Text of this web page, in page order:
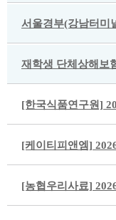
서울경부(강남터미
재학생 단체상해보
[한국식품연구원]
[케이티피앤엠]
[농협우리사료]